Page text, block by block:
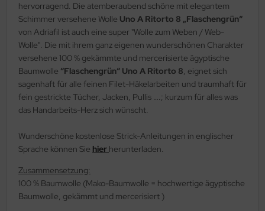
hervorragend. Die atemberaubend schöne mit elegantem
Schimmer versehene Wolle Uno A Ritorto 8 „Flaschengrün“
von Adriafil ist auch eine super "Wolle zum Weben / Web-
Wolle". Die mit ihrem ganz eigenen wunderschönen Charakter
versehene 100 % gekämmte und mercerisierte ägyptische
Baumwolle “Flaschengrün“ Uno A Ritorto 8, eignet sich
sagenhaft für alle feinen Filet-Häkelarbeiten und traumhaft für
fein gestrickte Tücher, Jacken, Pullis ….; kurzum für alles was
das Handarbeits-Herz sich wünscht.
Wunderschöne kostenlose Strick-Anleitungen in englischer
Sprache können Sie hier herunterladen.
Zusammensetzung:
100 % Baumwolle (Mako-Baumwolle = hochwertige ägyptische
Baumwolle, gekämmt und mercerisiert )